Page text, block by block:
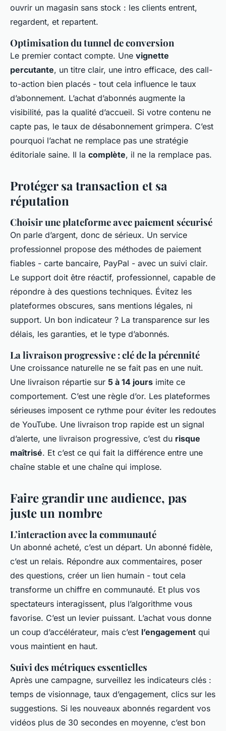
ouvrir un magasin sans stock : les clients entrent,
regardent, et repartent.
Optimisation du tunnel de conversion
Le premier contact compte. Une vignette
percutante, un titre clair, une intro efficace, des call-
to-action bien placés - tout cela influence le taux
d’abonnement. L’achat d’abonnés augmente la
visibilité, pas la qualité d’accueil. Si votre contenu ne
capte pas, le taux de désabonnement grimpera. C’est
pourquoi l’achat ne remplace pas une stratégie
éditoriale saine. Il la complète, il ne la remplace pas.
Protéger sa transaction et sa
réputation
Choisir une plateforme avec paiement sécurisé
On parle d’argent, donc de sérieux. Un service
professionnel propose des méthodes de paiement
fiables - carte bancaire, PayPal - avec un suivi clair.
Le support doit être réactif, professionnel, capable de
répondre à des questions techniques. Évitez les
plateformes obscures, sans mentions légales, ni
support. Un bon indicateur ? La transparence sur les
délais, les garanties, et le type d’abonnés.
La livraison progressive : clé de la pérennité
Une croissance naturelle ne se fait pas en une nuit.
Une livraison répartie sur 5 à 14 jours imite ce
comportement. C’est une règle d’or. Les plateformes
sérieuses imposent ce rythme pour éviter les redoutes
de YouTube. Une livraison trop rapide est un signal
d’alerte, une livraison progressive, c’est du risque
maîtrisé. Et c’est ce qui fait la différence entre une
chaîne stable et une chaîne qui implose.
Faire grandir une audience, pas
juste un nombre
L’interaction avec la communauté
Un abonné acheté, c’est un départ. Un abonné fidèle,
c’est un relais. Répondre aux commentaires, poser
des questions, créer un lien humain - tout cela
transforme un chiffre en communauté. Et plus vos
spectateurs interagissent, plus l’algorithme vous
favorise. C’est un levier puissant. L’achat vous donne
un coup d’accélérateur, mais c’est l’engagement qui
vous maintient en haut.
Suivi des métriques essentielles
Après une campagne, surveillez les indicateurs clés :
temps de visionnage, taux d’engagement, clics sur les
suggestions. Si les nouveaux abonnés regardent vos
vidéos plus de 30 secondes en moyenne, c’est bon